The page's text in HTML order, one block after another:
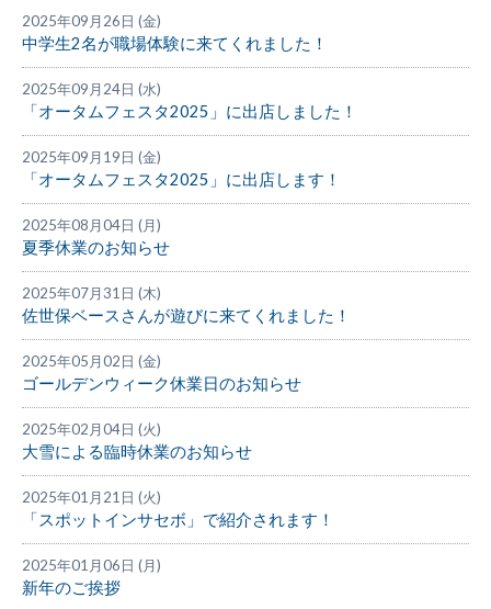
2025年09月26日 (金)
中学生2名が職場体験に来てくれました！
2025年09月24日 (水)
「オータムフェスタ2025」に出店しました！
2025年09月19日 (金)
「オータムフェスタ2025」に出店します！
2025年08月04日 (月)
夏季休業のお知らせ
2025年07月31日 (木)
佐世保ベースさんが遊びに来てくれました！
2025年05月02日 (金)
ゴールデンウィーク休業日のお知らせ
2025年02月04日 (火)
大雪による臨時休業のお知らせ
2025年01月21日 (火)
「スポットインサセボ」で紹介されます！
2025年01月06日 (月)
新年のご挨拶